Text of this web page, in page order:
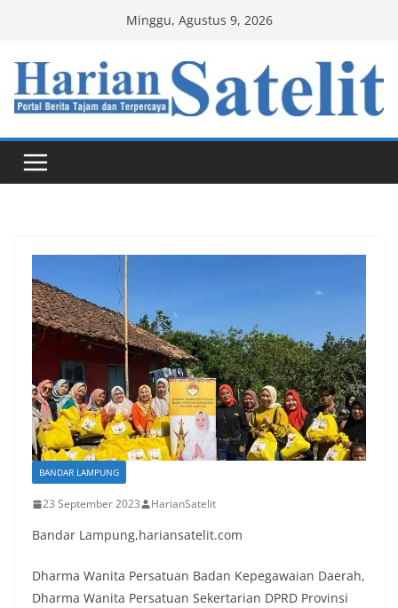
content
Minggu, Agustus 9, 2026
BANDAR LAMPUNG
23 September 2023 HarianSatelit
Bandar Lampung,hariansatelit.com
Dharma Wanita Persatuan Badan Kepegawaian Daerah,
Dharma Wanita Persatuan Sekertarian DPRD Provinsi